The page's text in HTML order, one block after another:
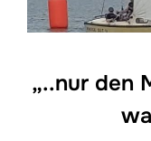
„..nur den